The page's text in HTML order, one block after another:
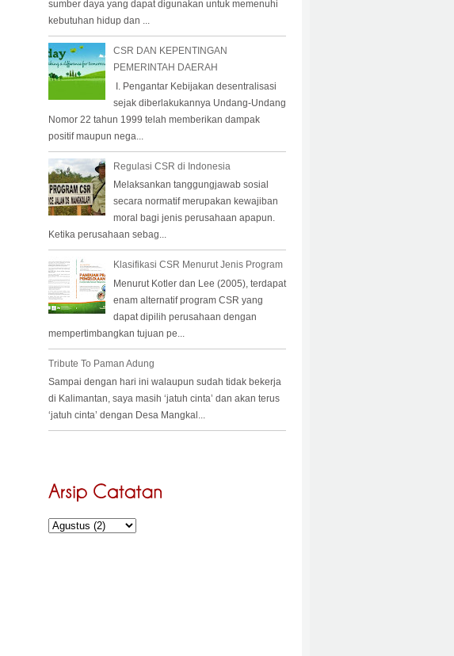
sumber daya yang dapat digunakan untuk memenuhi
kebutuhan hidup dan ...
CSR DAN KEPENTINGAN
PEMERINTAH DAERAH
I. Pengantar Kebijakan desentralisasi
sejak diberlakukannya Undang-Undang
Nomor 22 tahun 1999 telah memberikan dampak
positif maupun nega...
Regulasi CSR di Indonesia
Melaksankan tanggungjawab sosial
secara normatif merupakan kewajiban
moral bagi jenis perusahaan apapun.
Ketika perusahaan sebag...
Klasifikasi CSR Menurut Jenis Program
Menurut Kotler dan Lee (2005), terdapat
enam alternatif program CSR yang
dapat dipilih perusahaan dengan
mempertimbangkan tujuan pe...
Tribute To Paman Adung
Sampai dengan hari ini walaupun sudah tidak bekerja
di Kalimantan, saya masih ‘jatuh cinta’ dan akan terus
‘jatuh cinta’ dengan Desa Mangkal...